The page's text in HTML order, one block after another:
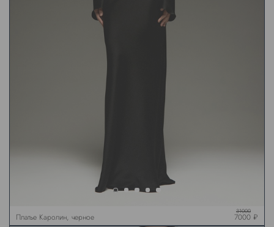
Платье Каролин, черное
31000
7000 ₽